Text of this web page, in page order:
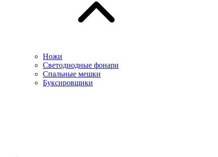
Ножи
Светодиодные фонари
Спальные мешки
Буксировщики